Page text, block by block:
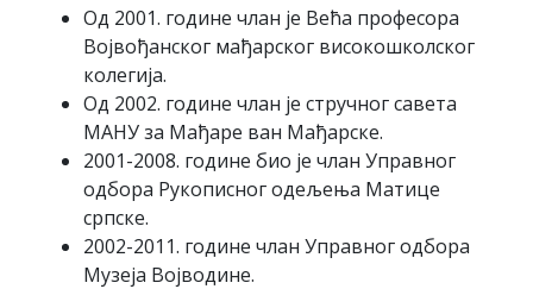
Од 2001. године члан је Већа професора
Војвођанског мађарског високошколског
колегија.
Од 2002. године члан је стручног савета
МАНУ за Мађаре ван Мађарске.
2001-2008. године био је члан Управног
одбора Рукописног одељења Матице
српске.
2002-2011. године члан Управног одбора
Музеја Војводине.